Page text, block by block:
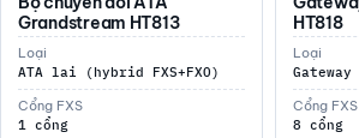
Grandstream HT813
Loại
ATA lai (hybrid FXS+FXO)
Cổng FXS
1 cổng
HT818
Loại
Gateway
Cổng FXS
8 cổng